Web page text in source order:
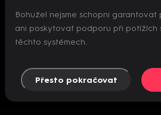
Nepodařilo se
Bohužel nejsme schopni garantovat
ani poskytovat podporu při potížích
těchto systémech.
Přesto pokračovat